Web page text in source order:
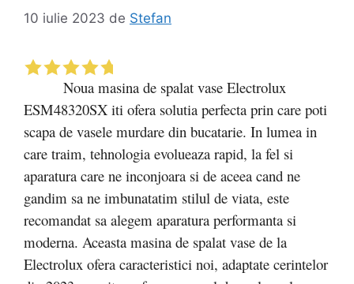
10 iulie 2023 de Stefan
Noua masina de spalat vase Electrolux
ESM48320SX iti ofera solutia perfecta prin care poti
scapa de vasele murdare din bucatarie. In lumea in
care traim, tehnologia evolueaza rapid, la fel si
aparatura care ne inconjoara si de aceea cand ne
gandim sa ne imbunatatim stilul de viata, este
recomandat sa alegem aparatura performanta si
moderna. Aceasta masina de spalat vase de la
Electrolux ofera caracteristici noi, adaptate cerintelor